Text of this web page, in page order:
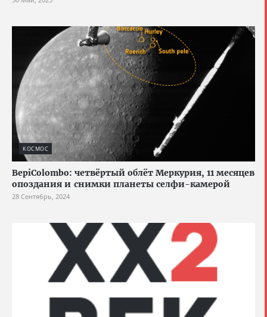
КОСМОС
BepiColombo: четвёртый облёт Меркурия, 11 месяцев
опоздания и снимки планеты селфи-камерой
28 Сентябрь, 2024